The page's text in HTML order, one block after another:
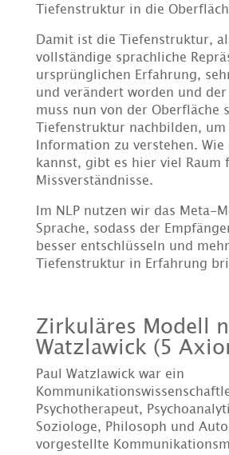
Tiefenstruktur in die
Damit ist die Tiefenstruktur,
vollständige sprachliche
ursprünglichen Erfahrung,
und verändert worden und
muss nun von der Oberfläche
Tiefenstruktur nachbilden, um
Information zu verstehen.
kannst, gibt es hier viel Raum
Missverständnisse.
Im NLP nutzen wir das Meta-
Sprache, sodass der
besser entschlüsseln und
Tiefenstruktur in Erfahrung
Zirkuläres Modell
Watzlawick (5
Paul Watzlawick war ein
Psychotherapeut,
Soziologe, Philosoph und
vorgestellte